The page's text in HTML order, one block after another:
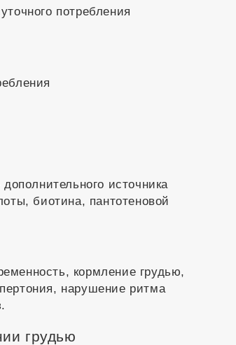
потребления
источника
биотина, пантотеновой
кормление грудью,
нарушение ритма
грудью